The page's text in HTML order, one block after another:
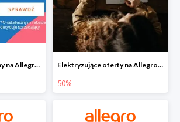
Produkty Lovela Baby na Allegro do -35% Elektryzujące oferty na Allegro do -50%
50%